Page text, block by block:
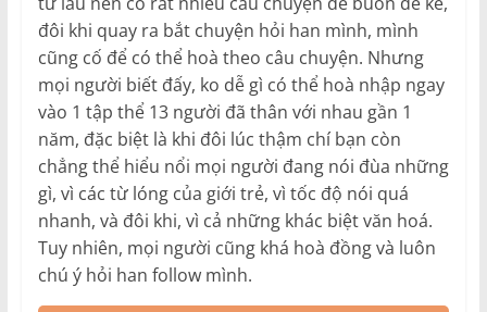
đôi khi quay ra bắt chuyện hỏi han mình, mình
cũng cố để có thể hoà theo câu chuyện. Nhưng
mọi người biết đấy, ko dễ gì có thể hoà nhập ngay
vào 1 tập thể 13 người đã thân với nhau gần 1
năm, đặc biệt là khi đôi lúc thậm chí bạn còn
chẳng thể hiểu nổi mọi người đang nói đùa những
gì, vì các từ lóng của giới trẻ, vì tốc độ nói quá
nhanh, và đôi khi, vì cả những khác biệt văn hoá.
Tuy nhiên, mọi người cũng khá hoà đồng và luôn
chú ý hỏi han follow mình.